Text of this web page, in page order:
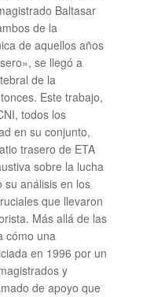
Baltasar
de la
de aquellos años
se llegó a
de la
Este trabajo,
todos los
en su conjunto,
trasero de ETA
sobre la lucha
su análisis en los
que llevaron
Más allá de las
cómo una
en 1996 por un
y
de apoyo que